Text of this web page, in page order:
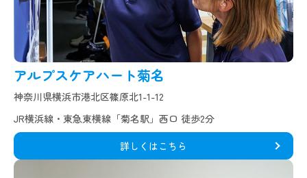
アルプスケアハート菊名
神奈川県横浜市港北区篠原北1-1-12
JR横浜線・東急東横線「菊名駅」西口 徒歩2分
詳しくはこちら